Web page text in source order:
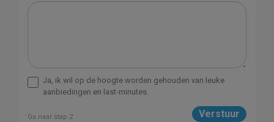
Ja, ik wil op de hoogte worden gehouden van leuke
aanbiedingen en last-minutes.
Ga naar stap 2